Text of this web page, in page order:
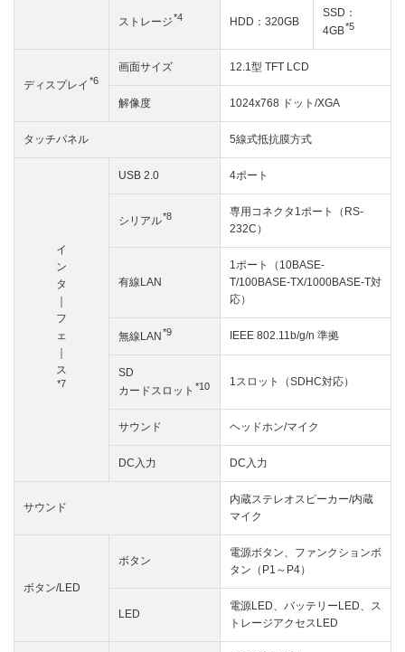
ストレージ*4 HDD：320GB
SSD：
4GB*5
ディスプレイ *6
画面サイズ 12.1型 TFT LCD
解像度 1024x768 ドット/XGA
タッチパネル 5線式抵抗膜方式
イ
ン
タ
フ
ェ
ス
*7
USB 2.0 4ポート
シリアル*8
専用コネクタ1ポート（RS-
232C）
有線LAN
1ポート（10BASE-
T/100BASE-TX/1000BASE-T対
応）
無線LAN *9 IEEE 802.11b/g/n 準拠
SD
カードスロット *10 1スロット（SDHC対応）
サウンド ヘッドホン/マイク
DC入力 DC入力
サウンド
内蔵ステレオスピーカー/内蔵
マイク
ボタン/LED
ボタン
電源ボタン、ファンクションボ
タン（P1～P4）
LED
電源LED、バッテリーLED、ス
トレージアクセスLED